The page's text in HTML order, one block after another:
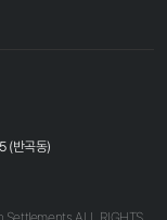
(반곡동)